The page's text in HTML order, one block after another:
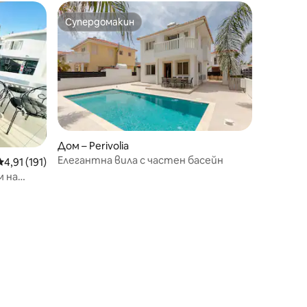
оценка: 4,91 от 5, 191 отзива
4,91 (191)
на
Супердомакин
Супердомакин
Дом – Perivolia
Елегантна вила с частен басейн